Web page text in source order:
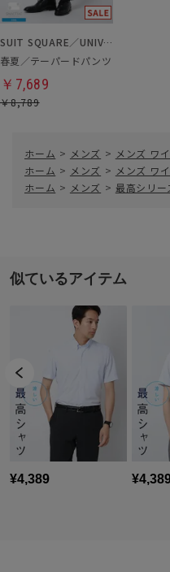
SUIT SQUARE／UNIVERSAL LANGUAGE
春夏／テーパードパンツ
￥7,689
￥8,789
ホーム > メンズ > メンズ ワ
ホーム > メンズ > メンズ ワ
ホーム > メンズ > 最高シリー